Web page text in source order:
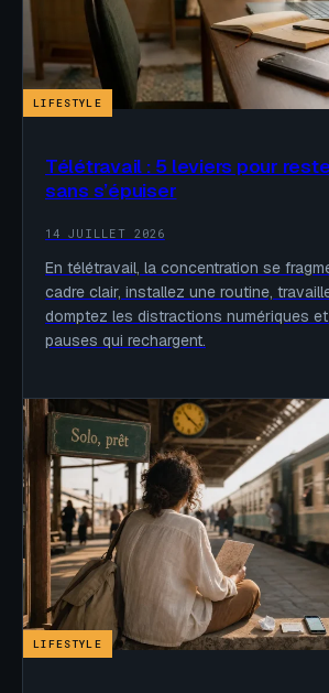
LIFESTYLE
Télétravail : 5 leviers pour
sans s’épuiser
14 JUILLET 2026
En télétravail, la concentration se
cadre clair, installez une routine,
domptez les distractions numériques
pauses qui rechargent.
LIFESTYLE